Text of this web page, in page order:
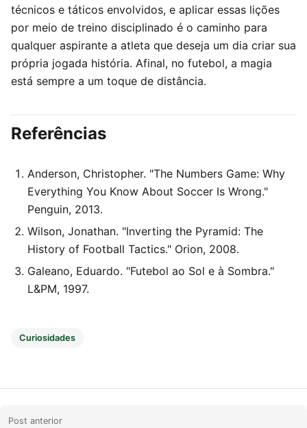
técnicos e táticos envolvidos, e aplicar essas lições
por meio de treino disciplinado é o caminho para
qualquer aspirante a atleta que deseja um dia criar sua
própria jogada história. Afinal, no futebol, a magia
está sempre a um toque de distância.
Referências
Anderson, Christopher. "The Numbers Game: Why
Everything You Know About Soccer Is Wrong."
Penguin, 2013.
Wilson, Jonathan. "Inverting the Pyramid: The
History of Football Tactics." Orion, 2008.
Galeano, Eduardo. "Futebol ao Sol e à Sombra."
L&PM, 1997.
Curiosidades
Navegação de Post
Post anterior